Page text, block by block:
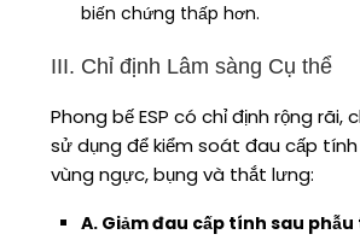
biến chứng thấp hơn.
III. Chỉ định Lâm sàng Cụ thể
Phong bế ESP có chỉ định rộng rãi,
sử dụng để kiểm soát đau cấp
vùng ngực, bụng và thắt lưng:
A. Giảm đau cấp tính sau